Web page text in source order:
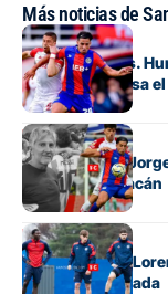
Más noticias de
Fútbol
San Lorenzo vs.
canal de TV pasa
Fútbol
El homenaje a
Lorenzo y Huracán
Fútbol
La lista de San
una baja esperada